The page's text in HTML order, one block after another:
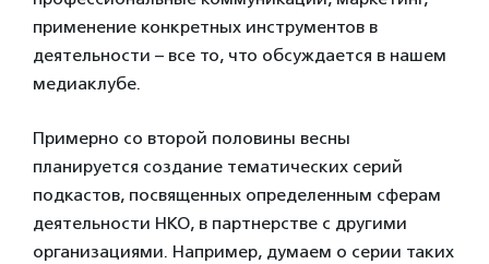
применение конкретных инструментов в
деятельности – все то, что обсуждается в нашем
медиаклубе.
Примерно со второй половины весны
планируется создание тематических серий
подкастов, посвященных определенным сферам
деятельности НКО, в партнерстве с другими
организациями. Например, думаем о серии таких